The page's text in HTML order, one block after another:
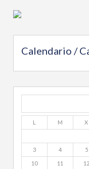
Calendario /
L M X
3 4 5
10 11 12